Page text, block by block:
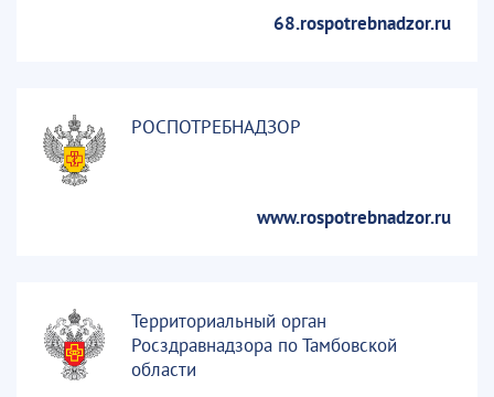
68.rospotrebnadzor.ru
РОСПОТРЕБНАДЗОР
www.rospotrebnadzor.ru
Территориальный орган
Росздравнадзора по Тамбовской
области